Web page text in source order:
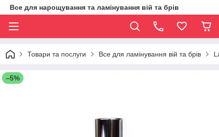
Все для нарощування та ламінування вій та брів
Товари та послуги Все для ламінування вій та брів
–5%